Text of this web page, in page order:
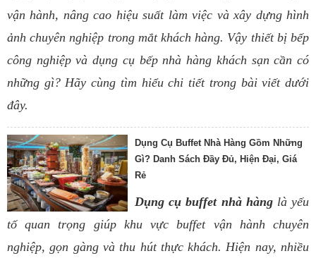
vận hành, nâng cao hiệu suất làm việc và xây dựng hình
ảnh chuyên nghiệp trong mắt khách hàng. Vậy thiết bị bếp
công nghiệp và dụng cụ bếp nhà hàng khách sạn cần có
những gì? Hãy cùng tìm hiểu chi tiết trong bài viết dưới
đây.
Dụng Cụ Buffet Nhà Hàng Gồm Những
Gì? Danh Sách Đầy Đủ, Hiện Đại, Giá
Rẻ
Dụng cụ buffet nhà hànglà yếu
tố quan trọng giúp khu vực buffet vận hành chuyên
nghiệp, gọn gàng và thu hút thực khách. Hiện nay, nhiều